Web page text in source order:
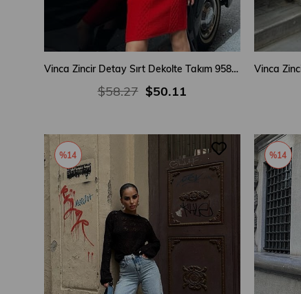
Vinca Zincir Detay Sırt Dekolte Takım 9580-01
$50.11
$58.27
%14 %14